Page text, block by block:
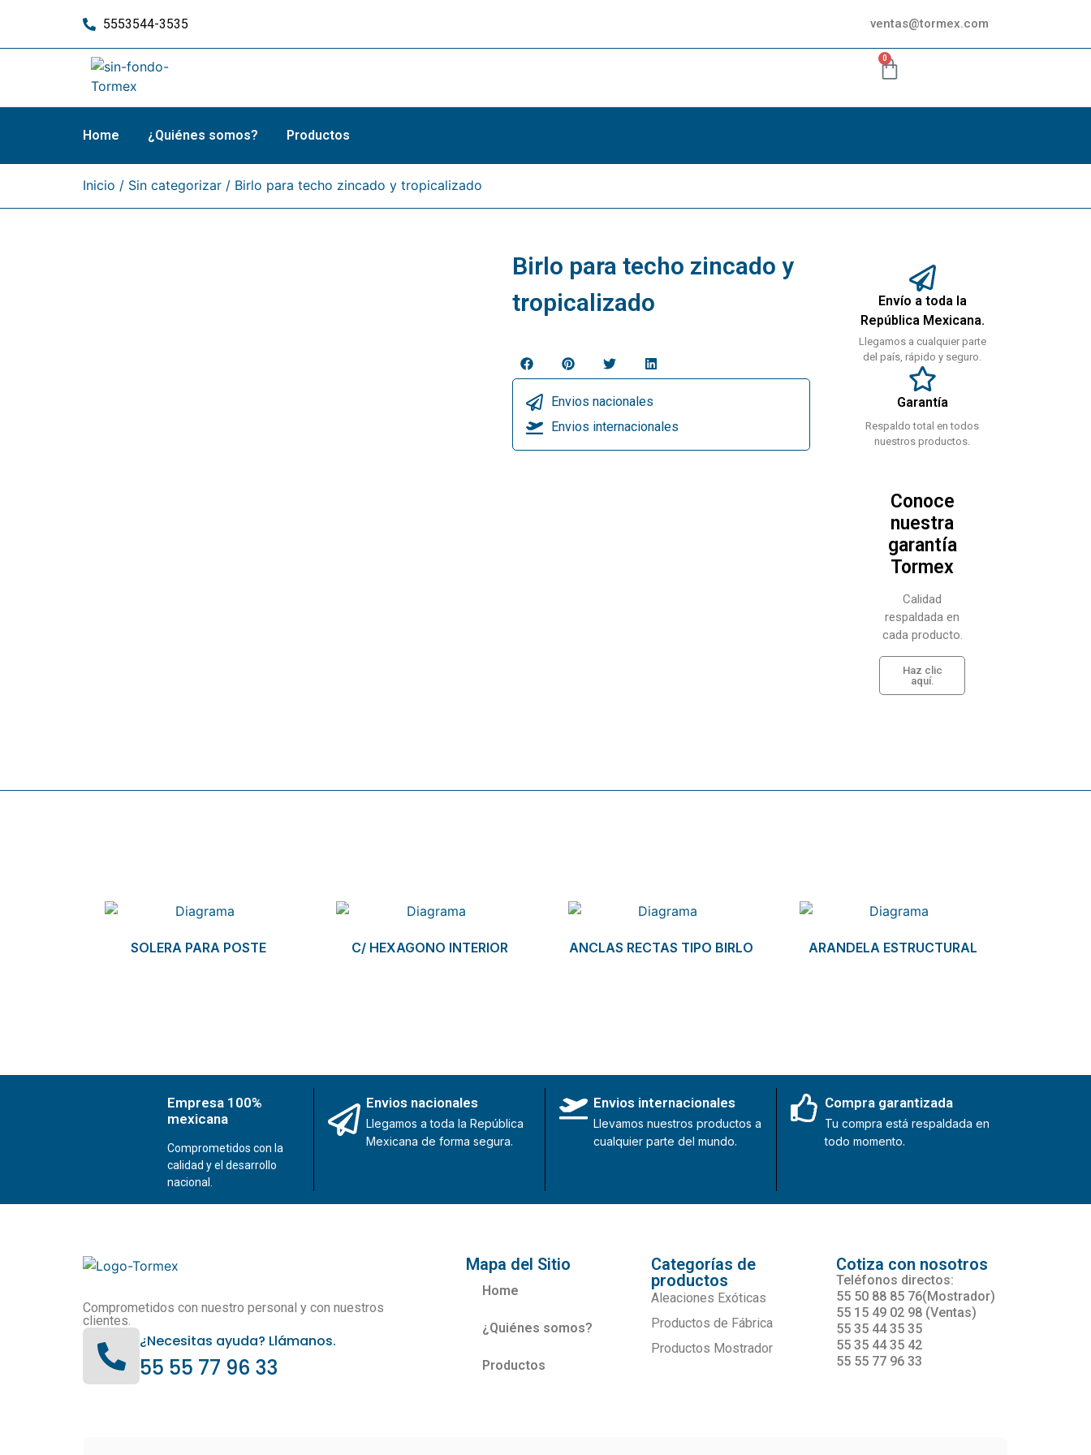
5553544-3535 ventas@tormex.com
0
Home ¿Quiénes somos? Productos
Inicio / Sin categorizar / Birlo para techo zincado y tropicalizado
Birlo para techo zincado y
tropicalizado
Envios nacionales
Envios internacionales
Envío a toda la
República Mexicana.
Llegamos a cualquier parte
del país, rápido y seguro.
Garantía
Respaldo total en todos
nuestros productos.
Conoce
nuestra
garantía
Tormex
Calidad
respaldada en
cada producto.
Haz clic
aquí.
SOLERA PARA POSTE C/ HEXAGONO INTERIOR ANCLAS RECTAS TIPO BIRLO ARANDELA ESTRUCTURAL
Empresa 100%
mexicana
Comprometidos con la
calidad y el desarrollo
nacional.
Envios nacionales
Llegamos a toda la República
Mexicana de forma segura.
Envios internacionales
Llevamos nuestros productos a
cualquier parte del mundo.
Compra garantizada
Tu compra está respaldada en
todo momento.
Comprometidos con nuestro personal y con nuestros
clientes.
¿Necesitas ayuda? Llámanos.
55 55 77 96 33
Mapa del Sitio
Home
¿Quiénes somos?
Productos
Categorías de
productos
Aleaciones Exóticas
Productos de Fábrica
Productos Mostrador
Cotiza con nosotros
Teléfonos directos:
55 50 88 85 76(Mostrador)
55 15 49 02 98 (Ventas)
55 35 44 35 35
55 35 44 35 42
55 55 77 96 33